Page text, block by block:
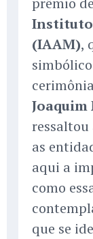
Instituto
(IAAM),
Joaquim
as
aqui a
como
que se